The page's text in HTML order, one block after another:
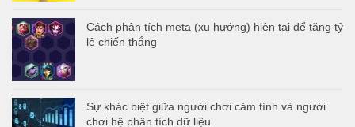
Cách phân tích meta (xu hướng) hiện tại để tăng tỷ
lệ chiến thắng
Sự khác biệt giữa người chơi cảm tính và người
chơi hệ phân tích dữ liệu